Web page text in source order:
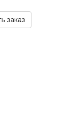
заказ